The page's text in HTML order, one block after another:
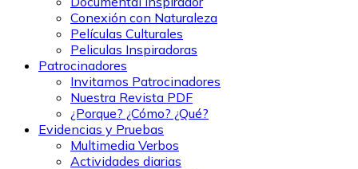
Conexión con Naturaleza
Películas Culturales
Peliculas Inspiradoras
Patrocinadores
Invitamos Patrocinadores
Nuestra Revista PDF
¿Porque? ¿Cómo? ¿Qué?
Evidencias y Pruebas
Multimedia Verbos
Actividades diarias